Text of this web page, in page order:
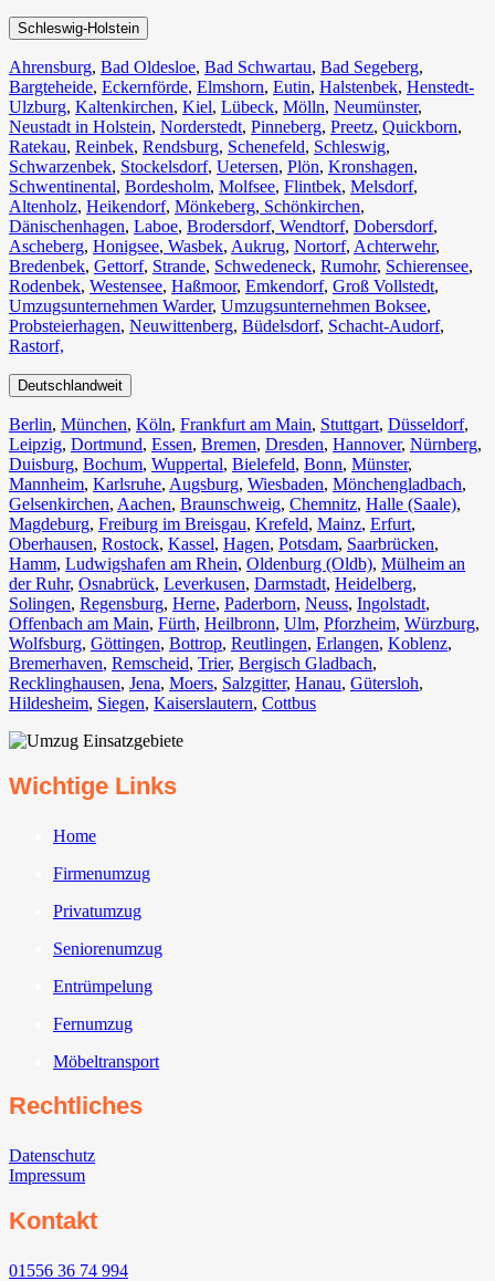
Schleswig-Holstein
Ahrensburg, Bad Oldesloe, Bad Schwartau, Bad Segeberg,
Bargteheide, Eckernförde, Elmshorn, Eutin, Halstenbek, Henstedt-
Ulzburg, Kaltenkirchen, Kiel, Lübeck, Mölln, Neumünster,
Neustadt in Holstein, Norderstedt, Pinneberg, Preetz, Quickborn,
Ratekau, Reinbek, Rendsburg, Schenefeld, Schleswig,
Schwarzenbek, Stockelsdorf, Uetersen, Plön, Kronshagen,
Schwentinental, Bordesholm, Molfsee, Flintbek, Melsdorf,
Altenholz, Heikendorf, Mönkeberg, Schönkirchen,
Dänischenhagen, Laboe, Brodersdorf, Wendtorf, Dobersdorf,
Ascheberg, Honigsee, Wasbek, Aukrug, Nortorf, Achterwehr,
Bredenbek, Gettorf, Strande, Schwedeneck, Rumohr, Schierensee,
Rodenbek, Westensee, Haßmoor, Emkendorf, Groß Vollstedt,
Umzugsunternehmen Warder, Umzugsunternehmen Boksee,
Probsteierhagen, Neuwittenberg, Büdelsdorf, Schacht-Audorf,
Rastorf,
Deutschlandweit
Berlin⁠, München, Köln⁠, Frankfurt am Main, Stuttgart, Düsseldorf,
Leipzig, Dortmund, Essen, Bremen, Dresden, Hannover, Nürnberg,
Duisburg⁠, Bochum, Wuppertal⁠, Bielefeld⁠, Bonn⁠, Münster⁠,
Mannheim, Karlsruhe, Augsburg, Wiesbaden⁠, Mönchengladbach⁠,
Gelsenkirchen⁠, Aachen⁠, Braunschweig, Chemnitz⁠, Halle (Saale)⁠,
Magdeburg, Freiburg im Breisgau⁠, Krefeld⁠, Mainz⁠, Erfurt,
Oberhausen⁠, Rostock⁠, Kassel⁠, Hagen, Potsdam, Saarbrücken⁠,
Hamm, Ludwigshafen am Rhein⁠, Oldenburg (Oldb), Mülheim an
der Ruhr, Osnabrück⁠, Leverkusen, Darmstadt⁠, Heidelberg,
Solingen, Regensburg, Herne⁠, Paderborn, Neuss, Ingolstadt,
Offenbach am Main, Fürth⁠, Heilbronn, Ulm⁠, Pforzheim, Würzburg,
Wolfsburg⁠, Göttingen, Bottrop, Reutlingen, Erlangen⁠, Koblenz,
Bremerhaven⁠, Remscheid, Trier⁠, Bergisch Gladbach,
Recklinghausen, Jena⁠, Moers⁠, Salzgitter⁠, Hanau, Gütersloh,
Hildesheim⁠, Siegen⁠, Kaiserslautern⁠, Cottbus⁠
Wichtige Links
Home
Firmenumzug
Privatumzug
Seniorenumzug
Entrümpelung
Fernumzug
Möbeltransport
Rechtliches
Datenschutz
Impressum
Kontakt
01556 36 74 994